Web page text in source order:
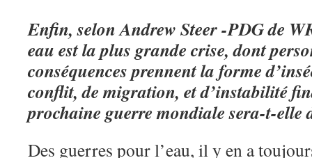
Enfin, selon Andrew Steer -PDG de
eau est la plus grande crise, dont
conséquences prennent la forme
conflit, de migration, et d’instabilité
prochaine guerre mondiale sera-t-elle
Des guerres pour l’eau, il y en a